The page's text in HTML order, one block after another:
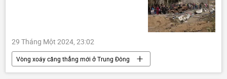
29 Tháng Một 2024, 23:02
Vòng xoáy căng thẳng mới ở Trung Đông
Ai Cập
Qatar
Thế giới